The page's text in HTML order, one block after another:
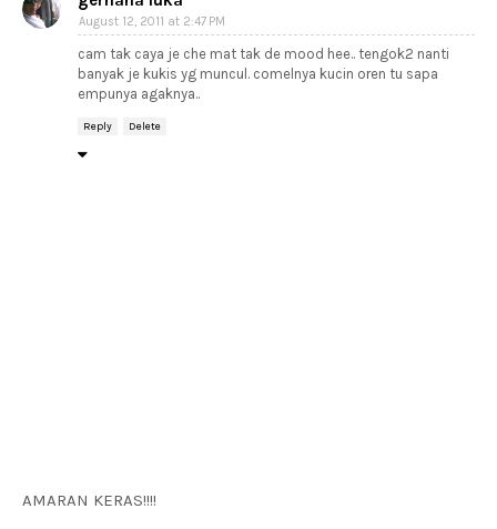
August 12, 2011 at 2:47 PM
cam tak caya je che mat tak de mood hee.. tengok2 nanti
banyak je kukis yg muncul. comelnya kucin oren tu sapa
empunya agaknya..
Reply Delete
AMARAN KERAS!!!!